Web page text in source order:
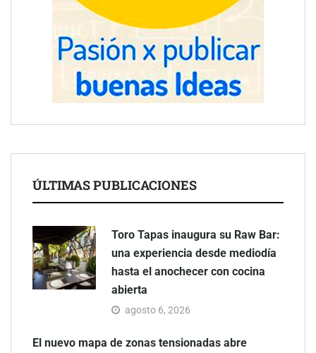
ÚLTIMAS PUBLICACIONES
Toro Tapas inaugura su Raw Bar:
una experiencia desde mediodía
hasta el anochecer con cocina
abierta
agosto 6, 2026
El nuevo mapa de zonas tensionadas abre